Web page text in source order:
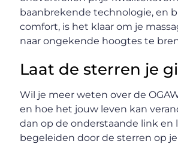
baanbrekende technologie, en
comfort, is het klaar om je
naar ongekende hoogtes te
Laat de sterren je
Wil je meer weten over de
en hoe het jouw leven kan
dan op de onderstaande link en
begeleiden door de sterren op je